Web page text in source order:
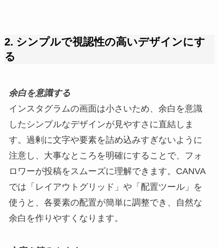
2. シンプルで視認性の高いデザインにす
る
余白を意識する
インスタグラムの画面は小さいため、余白を意識
したシンプルなデザインが見やすさに直結しま
す。過剰に文字や要素を詰め込みすぎないように
注意し、大事なところを明確にすることで、フォ
ロワーが投稿をスムーズに理解できます。CANVA
では「レイアウトグリッド」や「配置ツール」を
使うと、各要素の配置が簡単に調整でき、自然な
余白を作りやすくなります。